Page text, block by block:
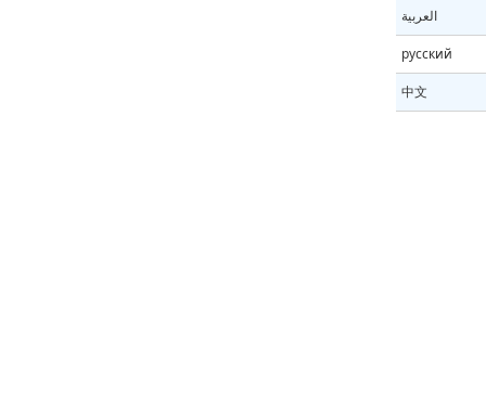
العربية
русский
中文